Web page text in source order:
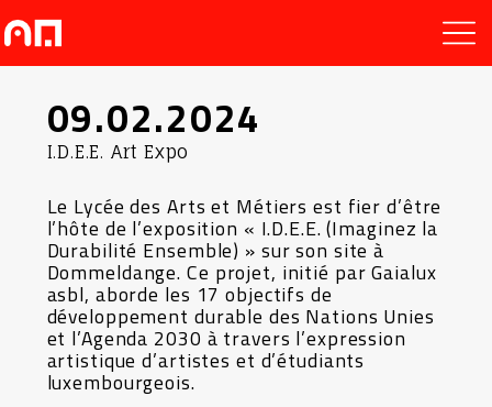
09.02.2024
I.D.E.E. Art Expo
Le Lycée des Arts et Métiers est fier d’être
l’hôte de l’exposition « I.D.E.E. (Imaginez la
Durabilité Ensemble) » sur son site à
Dommeldange. Ce projet, initié par Gaialux
asbl, aborde les 17 objectifs de
développement durable des Nations Unies
et l’Agenda 2030 à travers l’expression
artistique d’artistes et d’étudiants
luxembourgeois.